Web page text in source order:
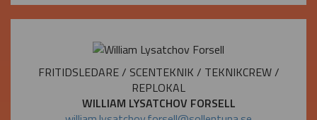
FRITIDSLEDARE / SCENTEKNIK / TEKNIKCREW /
REPLOKAL
WILLIAM LYSATCHOV FORSELL